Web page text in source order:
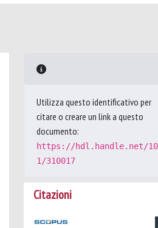
Utilizza questo identificativo per
citare o creare un link a questo
documento:
https://hdl.handle.net/
1/310017
Citazioni